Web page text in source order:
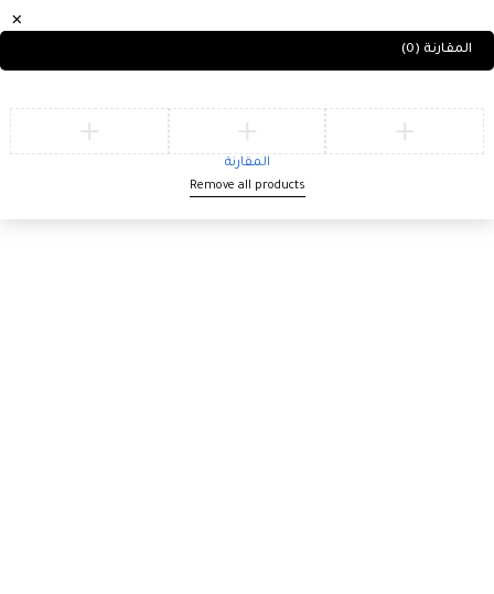
New Collection
Bobby Caro Dress
المقارنة (0)
المقارنة
Remove all products